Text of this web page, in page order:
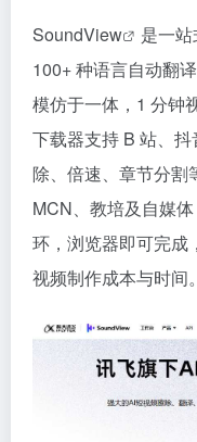
SoundView
是一
100+ 种语言自动翻译
模仿于一体，1 分钟
下载器支持 B 站、
除、倍速、章节分割
MCN、教培及自媒
环，浏览器即可完成
视频制作成本与时间。